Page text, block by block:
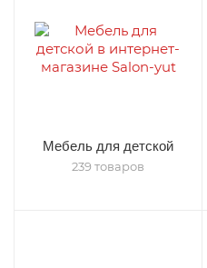
Мебель для детской
239 товаров